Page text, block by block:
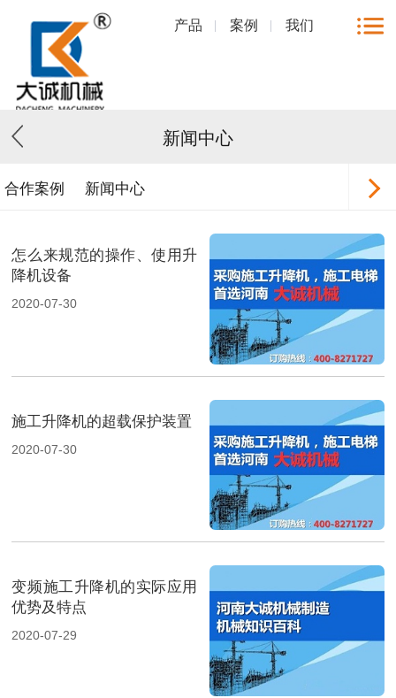
产品 案例 我们
新闻中心
合作案例 新闻中心
怎么来规范的操作、使用升
降机设备
2020-07-30
施工升降机的超载保护装置
2020-07-30
变频施工升降机的实际应用
优势及特点
2020-07-29